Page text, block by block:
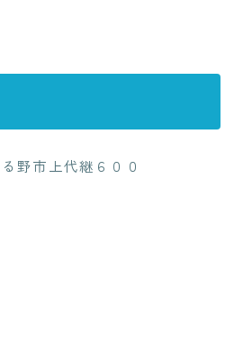
野市上代継６００